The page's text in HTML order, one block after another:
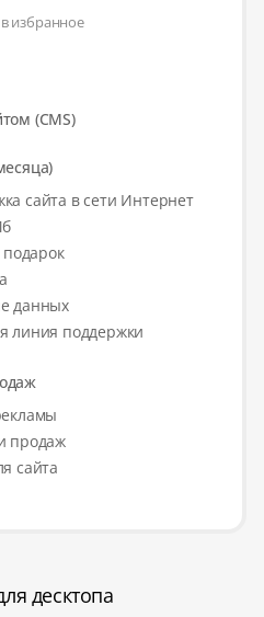
избранное
(CMS)
сайта в сети Интернет
данных
линия поддержки
продаж
сайта
десктопа